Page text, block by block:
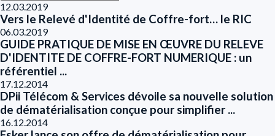
12.03.2019
Vers le Relevé d'Identité de Coffre-fort… le RIC
06.03.2019
GUIDE PRATIQUE DE MISE EN ŒUVRE DU RELEVE
D'IDENTITE DE COFFRE-FORT NUMERIQUE : un
référentiel ...
17.12.2014
DPii Télécom & Services dévoile sa nouvelle solution
de dématérialisation conçue pour simplifier ...
16.12.2014